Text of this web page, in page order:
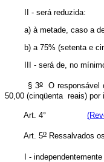
II - será
a) à metade, caso a
b) a 75% (setenta e
III - será de, no
§ 3oO responsável
50,00 (cinqüenta reais) por
Art. 4°
Art. 5o Ressalvados
I -